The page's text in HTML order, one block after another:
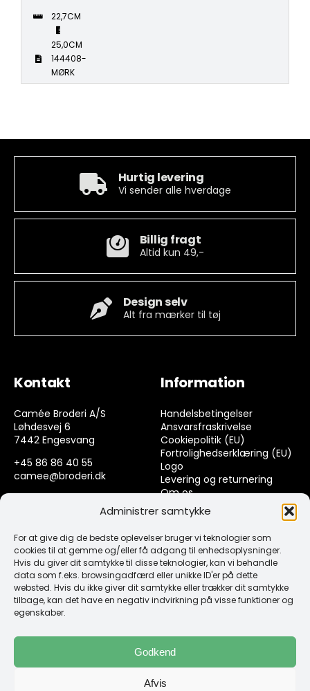
Administrer samtykke
For at give dig de bedste oplevelser bruger vi teknologier som
cookies til at gemme og/eller få adgang til enhedsoplysninger.
Hvis du giver dit samtykke til disse teknologier, kan vi behandle
data som f.eks. browsingadfærd eller unikke ID'er på dette
websted. Hvis du ikke giver dit samtykke eller trækker dit samtykke
tilbage, kan det have en negativ indvirkning på visse funktioner og
egenskaber.
Godkend
Afvis
22,7CM
25,0CM
144408-
MØRK
Hurtig levering
Vi sender alle hverdage
Billig fragt
Altid kun 49,-
Design selv
Alt fra mærker til tøj
Kontakt
Camée Broderi A/S
Løhdesvej 6
7442 Engesvang
+45 86 86 40 55
camee@broderi.dk
Information
Handelsbetingelser
Ansvarsfraskrivelse
Cookiepolitik (EU)
Fortrolighedserklæring (EU)
Logo
Levering og returnering
Om os
Kontakt
Links
Spørgsmål & Svar
Tråd
Design selv guide
Konto
Log ind